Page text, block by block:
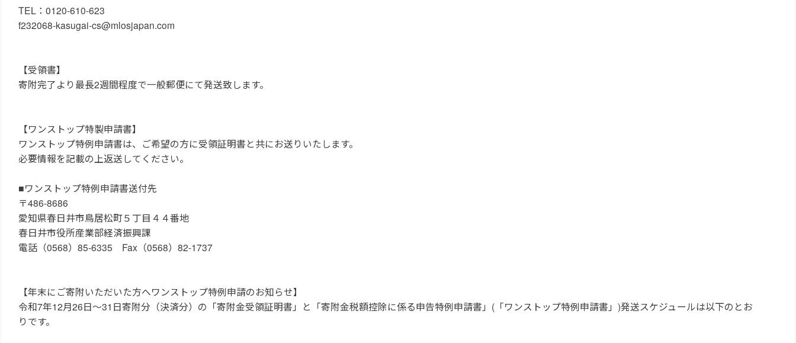
TEL：0120-610-623
f232068-kasugai-cs@mlosjapan.com
【受領書】
寄附完了より最長2週間程度で一般郵便にて発送致します。
【ワンストップ特製申請書】
ワンストップ特例申請書は、ご希望の方に受領証明書と共にお送りいたします。
必要情報を記載の上返送してください。
■ワンストップ特例申請書送付先
〒486-8686
愛知県春日井市鳥居松町５丁目４４番地
春日井市役所産業部経済振興課
電話（0568）85-6335 Fax（0568）82-1737
【年末にご寄附いただいた方へワンストップ特例申請のお知らせ】
令和7年12月26日～31日寄附分（決済分）の「寄附金受領証明書」と「寄附金税額控除に係る申告特例申請書」(「ワンストップ特例申請書」)発送スケジュールは以下のとお
りです。